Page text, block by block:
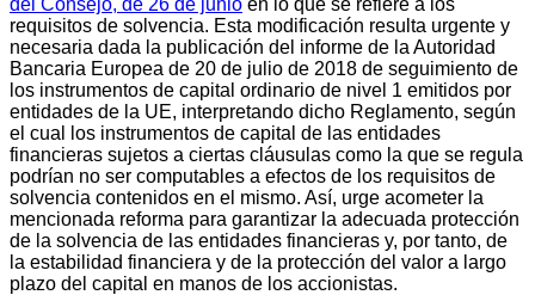
del Consejo, de 26 de junio en lo que se refiere a los
requisitos de solvencia. Esta modificación resulta urgente y
necesaria dada la publicación del informe de la Autoridad
Bancaria Europea de 20 de julio de 2018 de seguimiento de
los instrumentos de capital ordinario de nivel 1 emitidos por
entidades de la UE, interpretando dicho Reglamento, según
el cual los instrumentos de capital de las entidades
financieras sujetos a ciertas cláusulas como la que se regula
podrían no ser computables a efectos de los requisitos de
solvencia contenidos en el mismo. Así, urge acometer la
mencionada reforma para garantizar la adecuada protección
de la solvencia de las entidades financieras y, por tanto, de
la estabilidad financiera y de la protección del valor a largo
plazo del capital en manos de los accionistas.